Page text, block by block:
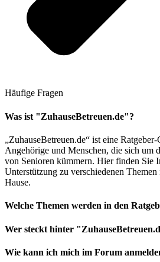
Häufige Fragen
Was ist "ZuhauseBetreuen.de"?
„ZuhauseBetreuen.de“ ist eine
Angehörige und Menschen, die sich um
von Senioren kümmern. Hier finden Sie
Unterstützung zu verschiedenen
Hause.
Welche Themen werden in den
Wer steckt hinter
Wie kann ich mich im Forum